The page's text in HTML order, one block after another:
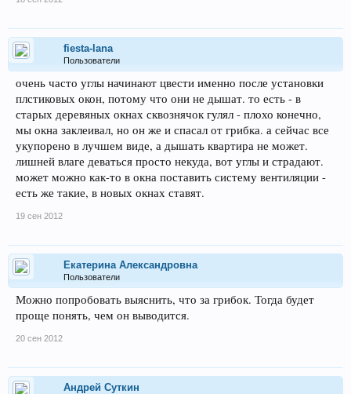
fiesta-lana
Пользователи
очень часто углы начинают цвести именно после установки
плстиковых окон, потому что они не дышат. то есть - в
старых деревяных окнах сквознячок гулял - плохо конечно,
мы окна заклеивал, но он же и спасал от грибка. а сейчас все
укупорено в лучшем виде, а дышать квартира не может.
лишней влаге деваться просто некуда, вот углы и страдают.
может можно как-то в окна поставить систему вентиляции -
есть же такие, в новых окнах ставят.
19 сен 2012
Екатерина Александровна
Пользователи
Можно попробовать выяснить, что за грибок. Тогда будет
проще понять, чем он выводится.
20 сен 2012
Андрей Суткин